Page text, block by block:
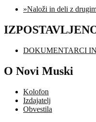
»Naloži in deli z
DOKUMENTARCI
O Novi Muski
Kolofon
Izdajatelj
Obvestila